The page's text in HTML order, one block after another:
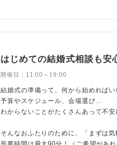
はじめての結婚式相談も安
開催日： 11:00～19:00
結婚式の準備って、何から始めればい
予算やスケジュール、会場選び…
わからないことがたくさんあって不安
そんなおふたりのために、「まずは